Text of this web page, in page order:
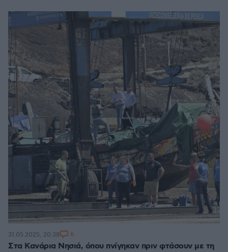
Στα Κανάρια Νησιά, όπου πνίγηκαν πριν φτάσουν με τη
31.05.2025, 20:38 6